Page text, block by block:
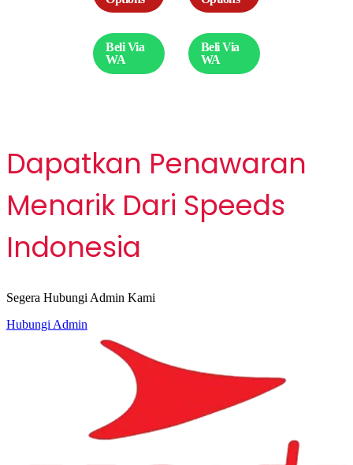
ori barang
import 019-
04
Beli Via
WA
Pengering
Mesin Cuci
Trevelling
Hemat Energi
Beli Via
WA
Dapatkan Penawaran
Menarik Dari Speeds
Indonesia
Segera Hubungi Admin Kami
Hubungi Admin